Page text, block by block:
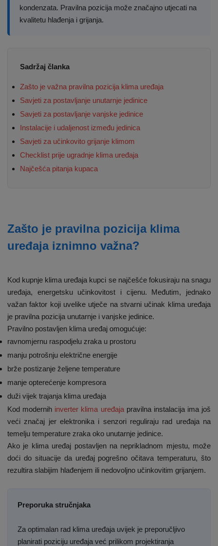
kondenzata. Pravilna pozicija može značajno utjecati na
kvalitetu hlađenja i grijanja.
Sadržaj članka
Zašto je važna pravilna pozicija klima uređaja
Savjeti za postavljanje unutarnje jedinice
Savjeti za postavljanje vanjske jedinice
Instalacije i udaljenost između jedinica
Savjeti za učinkovito grijanje klimom
Checklist prije ugradnje klima uređaja
Najčešća pitanja kupaca
Zašto je pravilna pozicija klima
uređaja iznimno važna?
Kod kupnje klima uređaja kupci se najčešće fokusiraju na snagu
uređaja, energetsku učinkovitost i cijenu. Međutim, jednako
važan faktor koji uvelike utječe na stvarni učinak klima uređaja
je pravilna pozicija unutarnje i vanjske jedinice.
Pravilno postavljen klima uređaj omogućuje:
ravnomjernu raspodjelu zraka u prostoru
manju potrošnju električne energije
brže postizanje željene temperature
manje opterećenje kompresora
duži vijek trajanja klima uređaja
Kod modernih inverter klima uređajapravilna instalacija ima još
veći značaj jer elektronika i senzori reguliraju rad uređaja na
temelju temperature zraka oko unutarnje jedinice.
Ako je klima uređaj postavljen na neprikladnom mjestu, može
doći do situacije da uređaj pogrešno očitava temperaturu, što
rezultira slabijim hlađenjem ili nedovoljno učinkovitim grijanjem.
Preporuka stručnjaka
Za optimalan rad klima uređaja uvijek je preporučljivo
planirati poziciju uređaja već prilikom projektiranja